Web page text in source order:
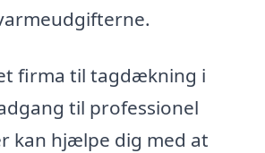
firma til tagdækning i
til professionel
kan hjælpe dig med at